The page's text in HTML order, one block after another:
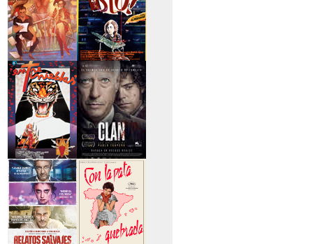
>La ley del deseo
>Qué he hecho yo
para...
>Entre tinieblas >El Clan